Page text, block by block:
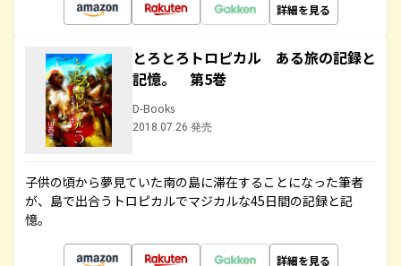
詳細を見る
とろとろトロピカル ある旅の記録と
記憶。 第5巻
D-Books
2018.07.26 発売
子供の頃から夢見ていた南の島に滞在することになった筆者
が、島で出合うトロピカルでマジカルな45日間の記録と記
憶。
詳細を見る